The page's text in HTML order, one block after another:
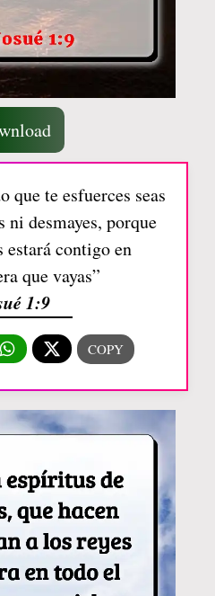
que te esfuerces seas
desmayes, porque
estará contigo en
que vayas”
1:9